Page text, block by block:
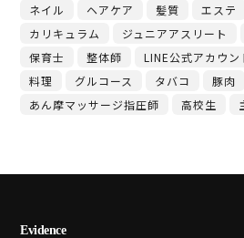
ネイル
ヘアケア 髪質 エステ
カリキュラム
ジュニアアスリート
保育士
整体師 LINE公式アカウン
料理
グルコース タバコ
豚肉
あん摩マッサージ指圧師
高校生
Evidence